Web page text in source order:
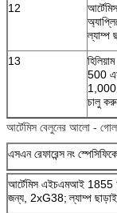
12
ল্যাম্প
13
500
চালু
আর্টেমিস বেলুনের আলো -
এসএন রেফারেন্সনং
আর্টেমিস এইচএমআই 1855
জন্য, 2xG38; ল্যাম্প